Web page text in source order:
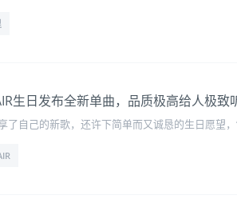
生日发布全新单曲，品质极高给人极致
了自己的新歌，还许下简单而又诚恳的生日愿望